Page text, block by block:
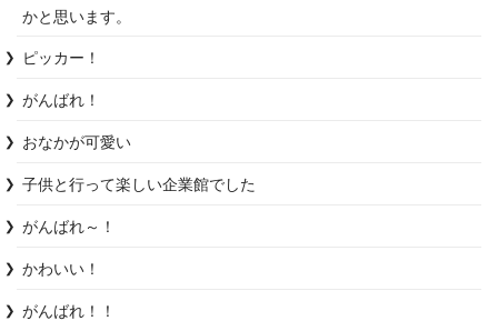
かと思います。
ピッカー！
がんばれ！
おなかが可愛い
子供と行って楽しい企業館でした
がんばれ～！
かわいい！
がんばれ！！